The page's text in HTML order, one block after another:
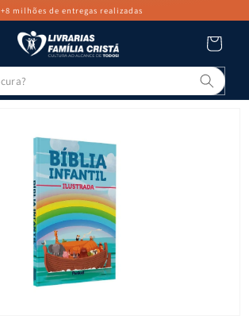
+8 milhões de entregas realizadas
Carrinho